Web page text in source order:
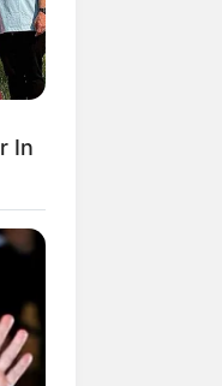
In